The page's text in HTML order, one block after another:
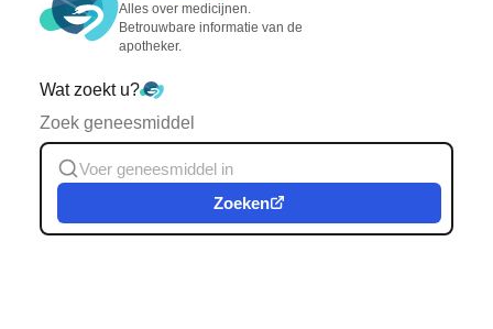
Alles over medicijnen.
Betrouwbare informatie van de
apotheker.
Wat zoekt u?
Zoek geneesmiddel
Zoeken